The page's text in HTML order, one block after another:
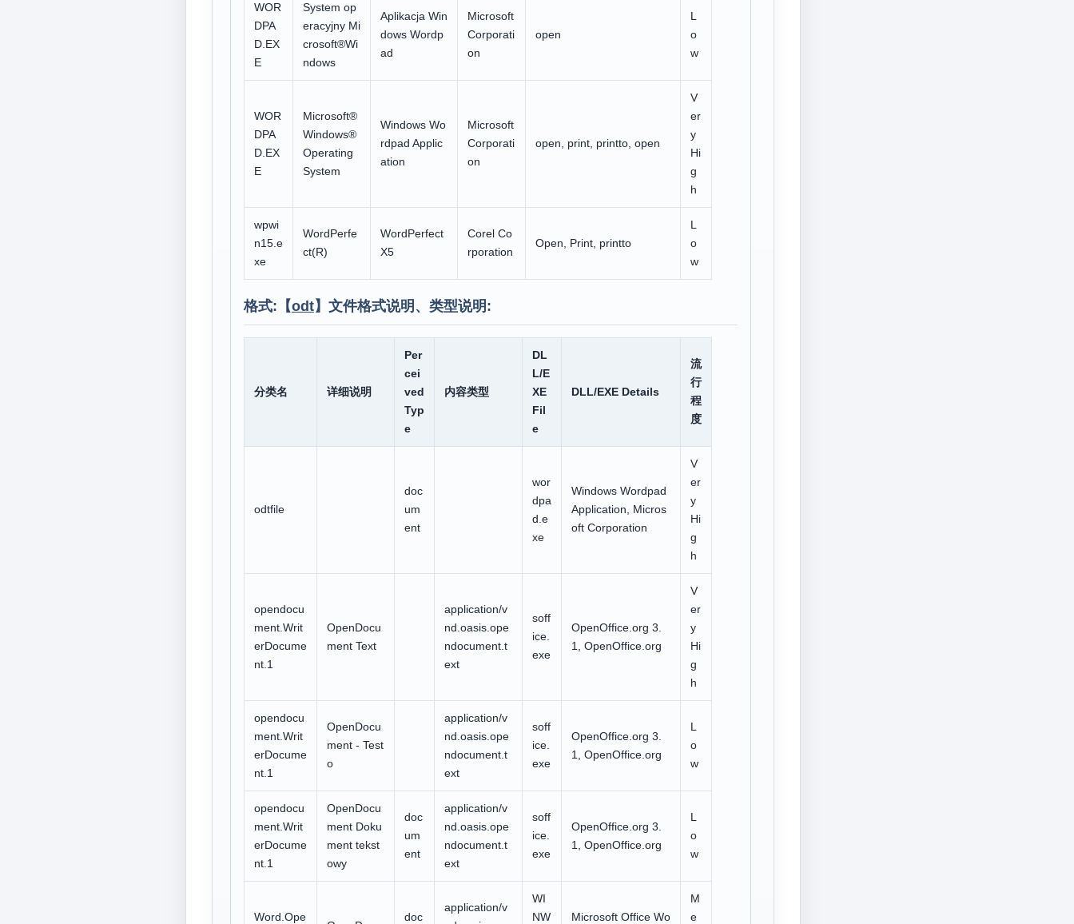
WOR
DPA
D.EX
E
System op
eracyjny Mi
crosoft®Wi
ndows
Aplikacja Win
dows Wordp
ad
Microsoft
Corporati
on
open
L
o
w
WOR
DPA
D.EX
E
Microsoft®
Windows®
Operating
System
Windows Wo
rdpad Applic
ation
Microsoft
Corporati
on
open, print, printto, open
V
er
y
Hi
g
h
wpwi
n15.e
xe
WordPerfe
ct(R)
WordPerfect
X5
Corel Co
rporation
Open, Print, printto
L
o
w
格式:【odt】文件格式说明、类型说明:
分类名 详细说明
Per
cei
ved
Typ
e
内容类型
DL
L/E
XE
Fil
e
DLL/EXE Details
流
行
程
度
odtfile
doc
um
ent
wor
dpa
d.e
xe
Windows Wordpad
Application, Micros
oft Corporation
V
er
y
Hi
g
h
opendocu
ment.Writ
erDocume
nt.1
OpenDocu
ment Text
application/v
nd.oasis.ope
ndocument.t
ext
soff
ice.
exe
OpenOffice.org 3.
1, OpenOffice.org
V
er
y
Hi
g
h
opendocu
ment.Writ
erDocume
nt.1
OpenDocu
ment - Test
o
application/v
nd.oasis.ope
ndocument.t
ext
soff
ice.
exe
OpenOffice.org 3.
1, OpenOffice.org
L
o
w
opendocu
ment.Writ
erDocume
nt.1
OpenDocu
ment Doku
ment tekst
owy
doc
um
ent
application/v
nd.oasis.ope
ndocument.t
ext
soff
ice.
exe
OpenOffice.org 3.
1, OpenOffice.org
L
o
w
Word.Ope doc
application/v
WI
NW
Microsoft Office Wo
M
e